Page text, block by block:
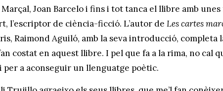
Joan Barcelo i fins i tot tanca el llibre amb
l’escriptor de ciència-ficció. L’autor de Les cartes
Raimond Aguiló, amb la seva introducció, completa
costat en aquest llibre. I pel que fa a la rima, no cal
a aconseguir un llenguatge poètic.